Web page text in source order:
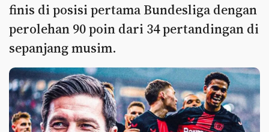
finis di posisi pertama Bundesliga dengan
perolehan 90 poin dari 34 pertandingan di
sepanjang musim.